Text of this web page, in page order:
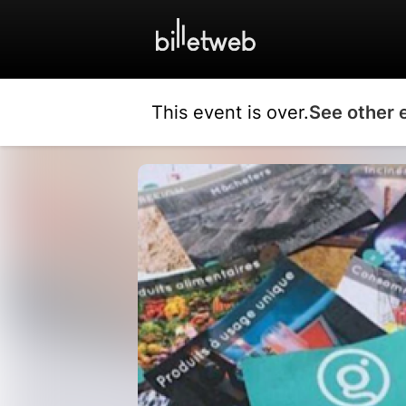
This event is over.See other